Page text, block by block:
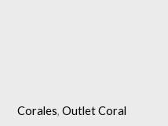
Corales,Outlet Coral